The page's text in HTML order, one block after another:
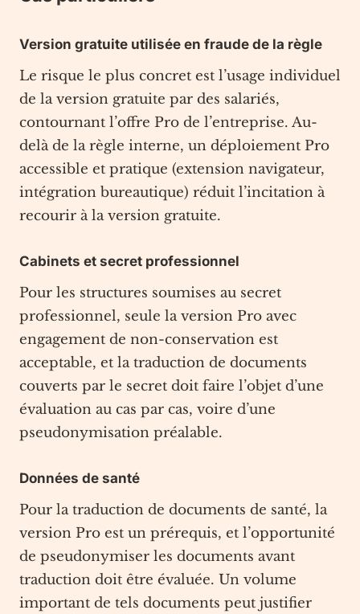
Version gratuite utilisée en fraude de la règle
Le risque le plus concret est l’usage individuel
de la version gratuite par des salariés,
contournant l’offre Pro de l’entreprise. Au-
delà de la règle interne, un déploiement Pro
accessible et pratique (extension navigateur,
intégration bureautique) réduit l’incitation à
recourir à la version gratuite.
Cabinets et secret professionnel
Pour les structures soumises au secret
professionnel, seule la version Pro avec
engagement de non-conservation est
acceptable, et la traduction de documents
couverts par le secret doit faire l’objet d’une
évaluation au cas par cas, voire d’une
pseudonymisation préalable.
Données de santé
Pour la traduction de documents de santé, la
version Pro est un prérequis, et l’opportunité
de pseudonymiser les documents avant
traduction doit être évaluée. Un volume
important de tels documents peut justifier